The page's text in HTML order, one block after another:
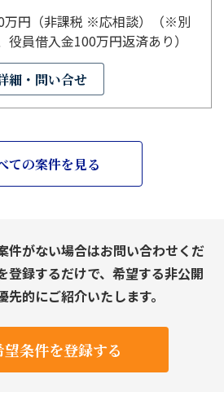
万円（非課税 ※応相談）（※別
役員借入金100万円返済あり）
細・問い合せ
ての案件を見る
件がない場合はお問い合わせくだ
登録するだけで、希望する非公開
的にご紹介いたします。
望条件を登録する